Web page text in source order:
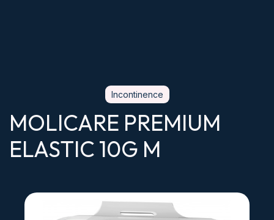
Incontinence
MOLICARE PREMIUM
ELASTIC 10G M